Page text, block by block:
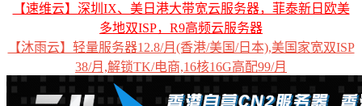
【速维云】深圳IX、美日港大带宽云服务器，菲泰新日欧美
多地双ISP，R9高频云服务器
【沐雨云】轻量服务器12.8/月(香港/美国/日本),美国家宽双ISP
38/月,解锁TK/电商,16核16G高配99/月